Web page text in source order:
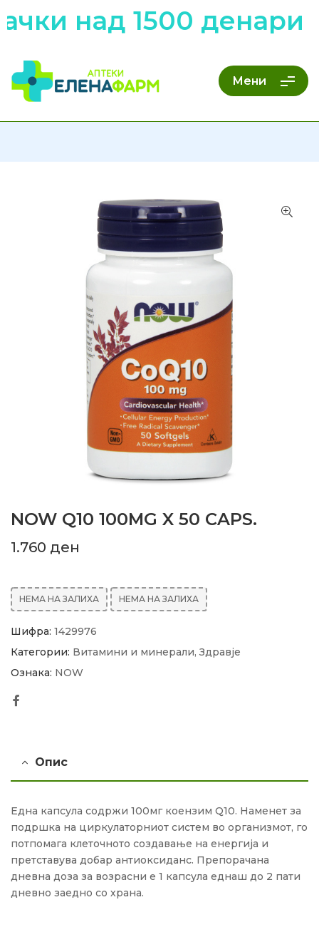
над 1500 денари
Мени
NOW Q10 100MG X 50 CAPS.
1.760 ден
НЕМА НА ЗАЛИХА НЕМА НА ЗАЛИХА
Шифра: 1429976
Категории: Витамини и минерали, Здравје
Ознака: NOW
Опис
Една капсула содржи 100мг коензим Q10. Наменет за
подршка на циркулаторниот систем во организмот, го
потпомага клеточното создавање на енергија и
претставува добар антиоксиданс. Препорачана
дневна доза за возрасни е 1 капсула еднаш до 2 пати
дневно заедно со храна.